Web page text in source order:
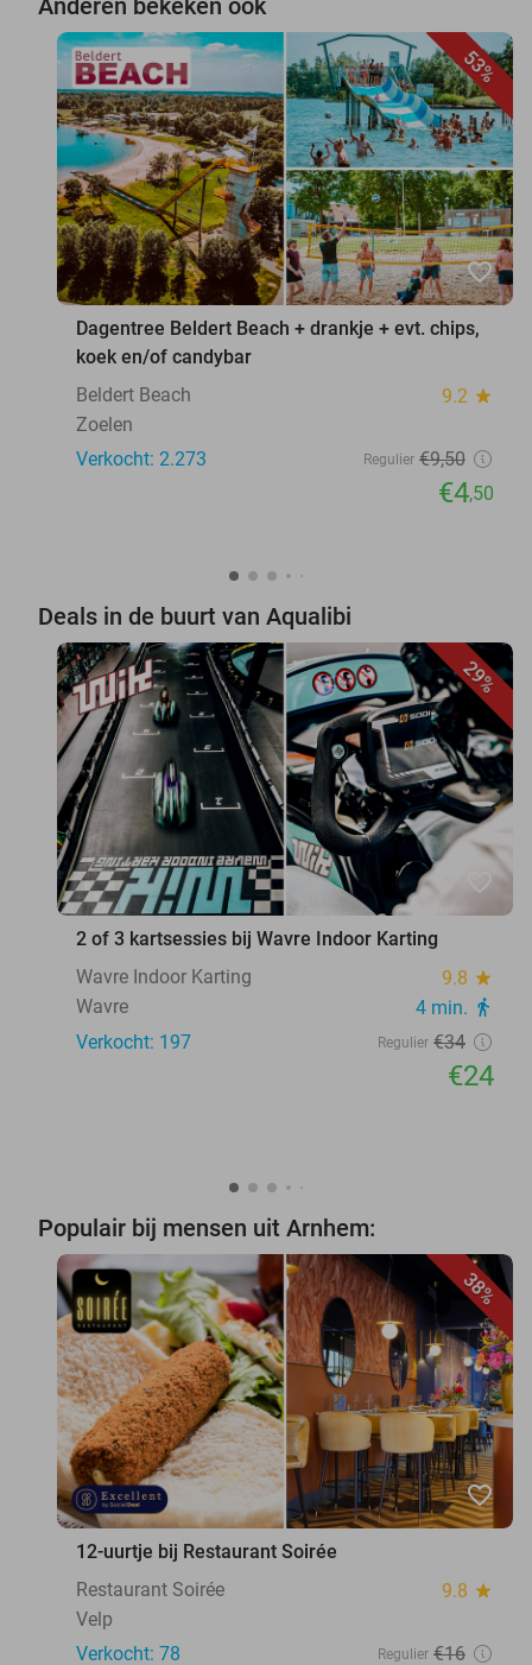
53%
favorite_border
Dagentree Beldert Beach + drankje + evt. chips,
koek en/of candybar
Beldert Beach
9.2 star
Zoelen
Verkocht: 2.273
Regulier €9,50
€4,50
Deals in de buurt van Aqualibi
29%
favorite_border
2 of 3 kartsessies bij Wavre Indoor Karting
Wavre Indoor Karting
9.8 star
Wavre 4 min. directions_walk
Verkocht: 197 Regulier €34
€24
Populair bij mensen uit Arnhem:
38%
favorite_border
12-uurtje bij Restaurant Soirée
Restaurant Soirée
9.8 star
Velp
Verkocht: 78
Regulier €16